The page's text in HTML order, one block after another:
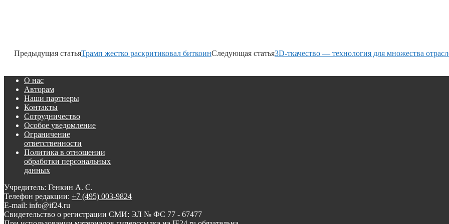
Предыдущая статьяТрамп жестко раскритиковал биткоинСледующая статья3D-ткачество — технология для множества
О нас
Авторам
Наши партнеры
Контакты
Сотрудничество
Особое уведомление
Ограничение
ответственности
Политика в отношении
обработки персональных
данных
Учредитель: Генкин А. С.
Телефон редакции: +7 (495) 003-9824
E-mail: info@if24.ru
Свидетельство о регистрации СМИ: ЭЛ № ФС 77 - 67477